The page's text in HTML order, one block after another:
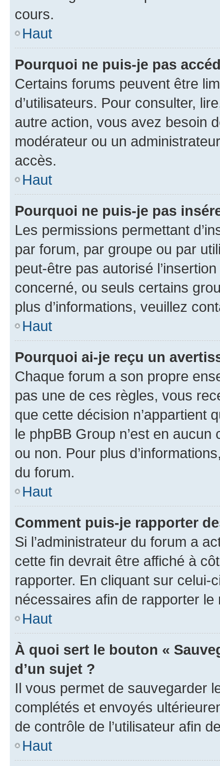
cours.
Haut
Pourquoi ne puis-je pas
Certains forums peuvent être
d’utilisateurs. Pour consulter,
autre action, vous avez besoin
modérateur ou un
accès.
Haut
Pourquoi ne puis-je pas
Les permissions permettant
par forum, par groupe ou par
peut-être pas autorisé
concerné, ou seuls certains
plus d’informations, veuillez
Haut
Pourquoi ai-je reçu un
Chaque forum a son propre
pas une de ces règles, vous
que cette décision n’appartient
le phpBB Group n’est en
ou non. Pour plus
du forum.
Haut
Comment puis-je rapporter
Si l’administrateur du forum a
cette fin devrait être affiché à
rapporter. En cliquant sur
nécessaires afin de rapporter le
Haut
À quoi sert le bouton «
d’un sujet ?
Il vous permet de sauvegarder
complétés et envoyés
de contrôle de l’utilisateur afin
Haut